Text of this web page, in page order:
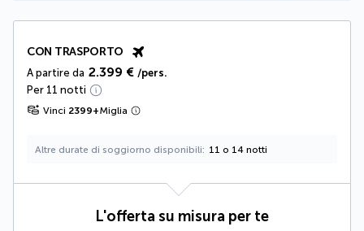
CON TRASPORTO
A partire da 2.399 € /pers.
Per 11 notti
Vinci 2399+Miglia
Altre durate di soggiorno disponibili 11 o 14 notti
L'offerta su misura per te